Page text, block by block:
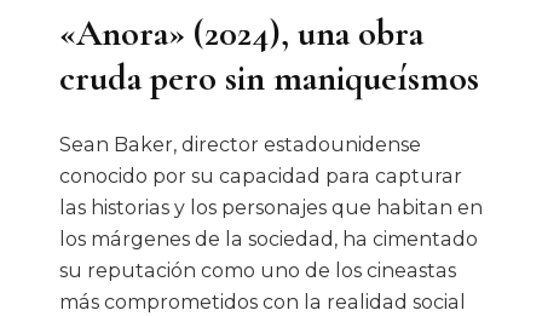
Muerte
«Anora» (2024), una obra
cruda pero sin maniqueísmos
Sean Baker, director estadounidense
conocido por su capacidad para capturar
las historias y los personajes que habitan en
los márgenes de la sociedad, ha cimentado
su reputación como uno de los cineastas
más comprometidos con la realidad social